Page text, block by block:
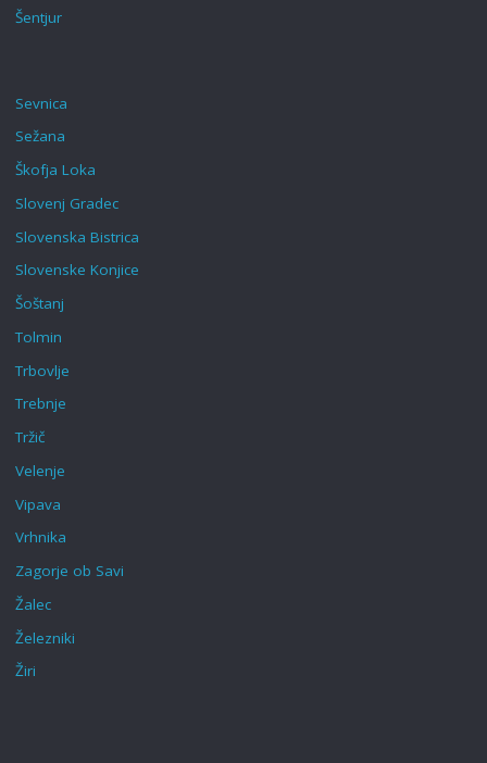
Šentjur
Sevnica
Sežana
Škofja Loka‎
Slovenj Gradec
Slovenska Bistrica
Slovenske Konjice
Šoštanj
Tolmin
Trbovlje
Trebnje
Tržič
Velenje
Vipava
Vrhnika
Zagorje ob Savi
Žalec
Železniki
Žiri